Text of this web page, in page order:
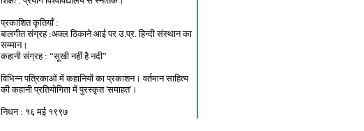
प्रकाशित कृतियाँ :
बालगीत संग्रह :अक्ल ठिकाने आई पर उ.प्र.हिन्दी संस्थान का
सम्मान।
कहानी संग्रह : “सूखी नहीं है नदी”
विभिन्न पत्रिकाओं में कहानियों का प्रकाशन। वर्तमान साहित्य
की कहानी प्रतियोगिता में पुरस्कृत 'समाहत'।
निधन : १६ मई १९९७